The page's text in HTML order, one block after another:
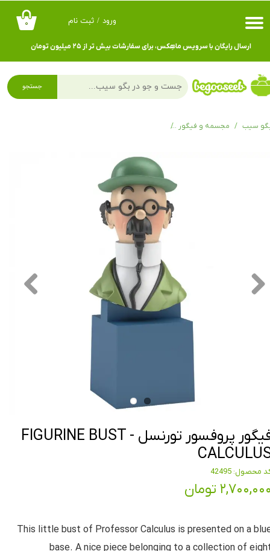
۰ ورود / ثبت نام
حساب کاربری من
تغییر گذر واژه
سفارشات
ارسال رایگان با سرویس ماهِکس، برای سفارشات بیش تر از ۲۵ میلیون تومان
جستجو
سیب مجسمه و فیگور
فیگور پروفسور تورنسل FIGURINE BUST -
محصول: 42495
تومان
This little bust of Professor Calculus is presented on a
base. A nice piece belonging to a collection of